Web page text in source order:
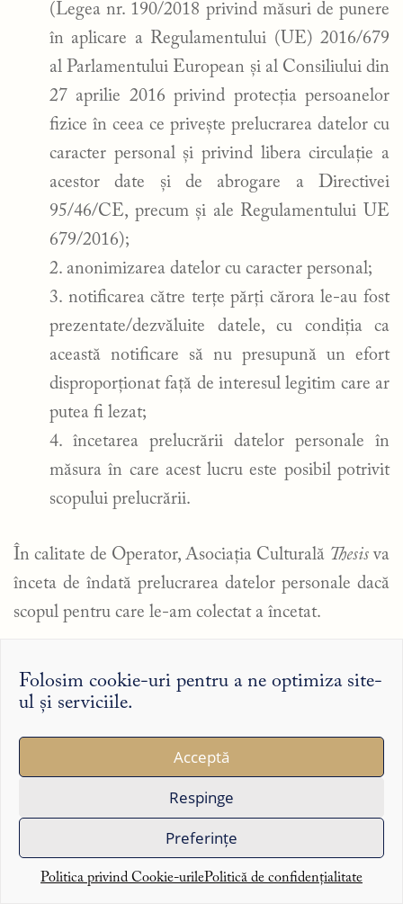
Folosim cookie-uri pentru a ne optimiza site-
ul și serviciile.
Acceptă
Respinge
Preferințe
Politica privind Cookie-urilePolitică de confidențialitate
(Legea nr. 190/2018 privind măsuri de punere
în aplicare a Regulamentului (UE) 2016/679
al Parlamentului European și al Consiliului din
27 aprilie 2016 privind protecția persoanelor
fizice în ceea ce privește prelucrarea datelor cu
caracter personal și privind libera circulație a
acestor date și de abrogare a Directivei
95/46/CE, precum și ale Regulamentului UE
679/2016);
anonimizarea datelor cu caracter personal;
notificarea către terțe părți cărora le-au fost
prezentate/dezvăluite datele, cu condiția ca
această notificare să nu presupună un efort
disproporționat față de interesul legitim care ar
putea fi lezat;
încetarea prelucrării datelor personale în
măsura în care acest lucru este posibil potrivit
scopului prelucrării.
În calitate de Operator, Asociația Culturală Thesis va
înceta de îndată prelucrarea datelor personale dacă
scopul pentru care le-am colectat a încetat.
depuneți o plângere la autoritatea de supraveghere
cu privire la prelucrarea datelor dumneavoastră cu
caracter personal. În România, datele de contact ale
autorității de supraveghere pentru protecția datelor
Autoritatea Națională de Supraveghere a
Prelucrării Datelor cu Caracter Personal, B-dul G-